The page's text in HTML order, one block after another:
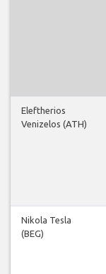
Eleftherios
Venizelos (ATH)
Nikola Tesla
(BEG)